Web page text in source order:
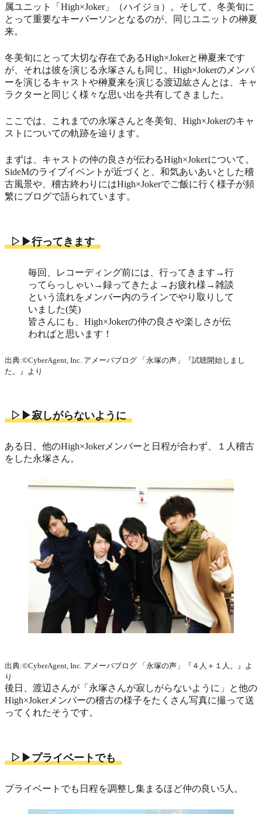
属ユニット「High×Joker」（ハイジョ）。そして、冬美旬に
とって重要なキーパーソンとなるのが、同じユニットの榊夏
来。
冬美旬にとって大切な存在であるHigh×Jokerと榊夏来です
が、それは彼を演じる永塚さんも同じ。High×Jokerのメンバ
ーを演じるキャストや榊夏来を演じる渡辺紘さんとは、キャ
ラクターと同じく様々な思い出を共有してきました。
ここでは、これまでの永塚さんと冬美旬、High×Jokerのキャ
ストについての軌跡を辿ります。
まずは、キャストの仲の良さが伝わるHigh×Jokerについて。
SideMのライブイベントが近づくと、和気あいあいとした稽
古風景や、稽古終わりにはHigh×Jokerでご飯に行く様子が頻
繁にブログで語られています。
▷▶行ってきます
毎回、レコーディング前には、行ってきます→行
ってらっしゃい→録ってきたよ→お疲れ様→雑談
という流れをメンバー内のラインでやり取りして
いました(笑)
皆さんにも、High×Jokerの仲の良さや楽しさが伝
わればと思います！
出典:©CyberAgent, Inc. アメーバブログ 「永塚の声」『試聴開始しまし
た。』より
▷▶寂しがらないように
ある日、他のHigh×Jokerメンバーと日程が合わず、１人稽古
をした永塚さん。
出典:©CyberAgent, Inc. アメーバブログ 「永塚の声」『４人＋１人。』よ
り
後日、渡辺さんが「永塚さんが寂しがらないように」と他の
High×Jokerメンバーの稽古の様子をたくさん写真に撮って送
ってくれたそうです。
▷▶プライベートでも
プライベートでも日程を調整し集まるほど仲の良い5人。